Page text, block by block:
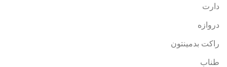
دارت
دروازه
راکت بدمینتون
طناب